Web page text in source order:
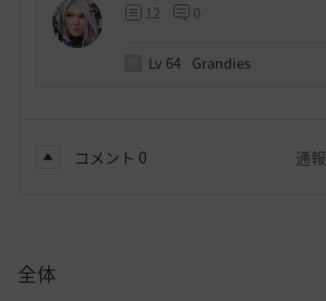
12 0
Lv 64 Grandies
コメント 0 通報
全体